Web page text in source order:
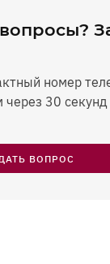
номер
30 секунд
ВОПРОС